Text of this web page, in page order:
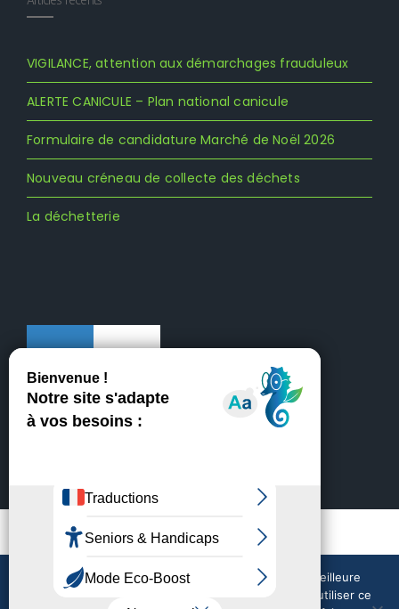
VIGILANCE, attention aux démarchages frauduleux
ALERTE CANICULE – Plan national canicule
Formulaire de candidature Marché de Noël 2026
Nouveau créneau de collecte des déchets
La déchetterie
Mentions légales
Nous utilisons des cookies pour vous garantir la meilleure
expérience sur notre site web. Si vous continuez à utiliser ce